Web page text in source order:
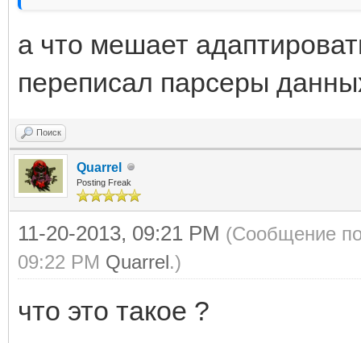
а что мешает
переписал парсеры
Поиск
Quarrel
Posting Freak
11-20-2013, 09:21 PM (Сообщение
09:22 PM Quarrel.)
что это такое ?